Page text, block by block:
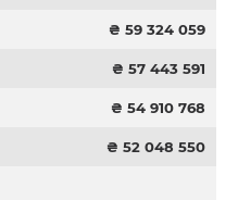
₴ 59 324 059
₴ 57 443 591
₴ 54 910 768
₴ 52 048 550